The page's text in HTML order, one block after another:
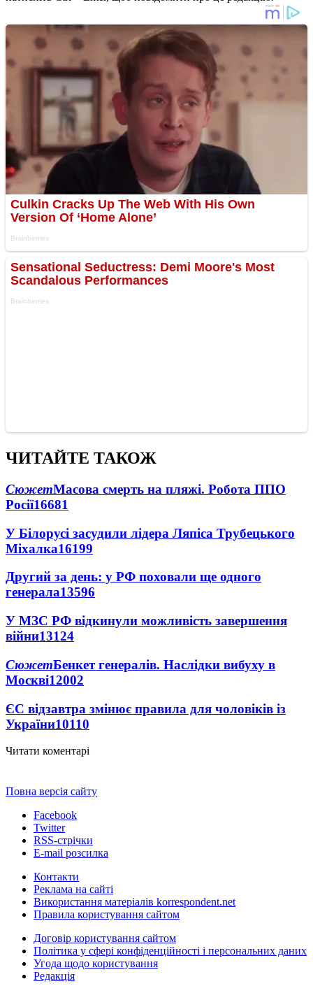
ЧИТАЙТЕ ТАКОЖ
СюжетМасова смерть на пляжі. Робота ППО
Росії16681
У Білорусі засудили лідера Ляпіса Трубецького
Міхалка16199
Другий за день: у РФ поховали ще одного
генерала13596
У МЗС РФ відкинули можливість завершення
війни13124
СюжетБенкет генералів. Наслідки вибуху в
Москві12002
ЄС відзавтра змінює правила для чоловіків із
України10110
Читати коментарі
Повна версія сайту
Facebook
Twitter
RSS-стрічки
E-mail розсилка
Контакти
Реклама на сайті
Використання матеріалів korrespondent.net
Правила користування сайтом
Договір користування сайтом
Політика у сфері конфіденційності і персональних даних
Угода щодо користування
Редакція